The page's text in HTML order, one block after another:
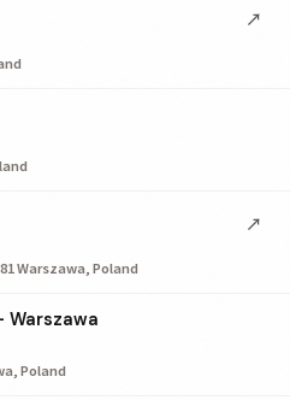
↗
Warszawa, Poland
↗
Warszawa
Poland